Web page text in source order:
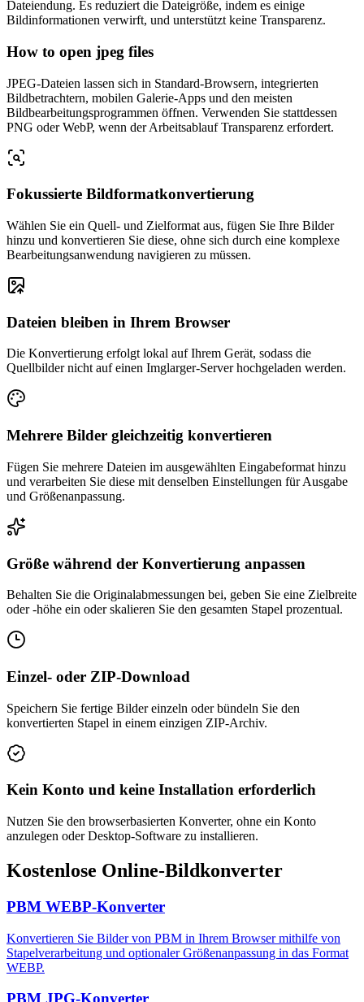
Dateiendung. Es reduziert die Dateigröße, indem es einige
Bildinformationen verwirft, und unterstützt keine Transparenz.
How to open jpeg files
JPEG-Dateien lassen sich in Standard-Browsern, integrierten
Bildbetrachtern, mobilen Galerie-Apps und den meisten
Bildbearbeitungsprogrammen öffnen. Verwenden Sie stattdessen
PNG oder WebP, wenn der Arbeitsablauf Transparenz erfordert.
Fokussierte Bildformatkonvertierung
Wählen Sie ein Quell- und Zielformat aus, fügen Sie Ihre Bilder
hinzu und konvertieren Sie diese, ohne sich durch eine komplexe
Bearbeitungsanwendung navigieren zu müssen.
Dateien bleiben in Ihrem Browser
Die Konvertierung erfolgt lokal auf Ihrem Gerät, sodass die
Quellbilder nicht auf einen Imglarger-Server hochgeladen werden.
Mehrere Bilder gleichzeitig konvertieren
Fügen Sie mehrere Dateien im ausgewählten Eingabeformat hinzu
und verarbeiten Sie diese mit denselben Einstellungen für Ausgabe
und Größenanpassung.
Größe während der Konvertierung anpassen
Behalten Sie die Originalabmessungen bei, geben Sie eine Zielbreite
oder -höhe ein oder skalieren Sie den gesamten Stapel prozentual.
Einzel- oder ZIP-Download
Speichern Sie fertige Bilder einzeln oder bündeln Sie den
konvertierten Stapel in einem einzigen ZIP-Archiv.
Kein Konto und keine Installation erforderlich
Nutzen Sie den browserbasierten Konverter, ohne ein Konto
anzulegen oder Desktop-Software zu installieren.
Kostenlose Online-Bildkonverter
PBM WEBP-Konverter
Konvertieren Sie Bilder von PBM in Ihrem Browser mithilfe von
Stapelverarbeitung und optionaler Größenanpassung in das Format
WEBP.